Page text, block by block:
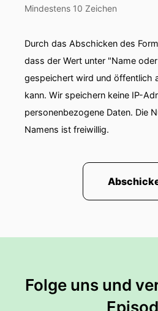
Mindestens 10 Zeichen
Durch das Abschicken des
dass der Wert unter "Name
gespeichert wird und öffentlich
kann. Wir speichern keine IP-
personenbezogene Daten. Die
Namens ist freiwillig.
Folge uns und